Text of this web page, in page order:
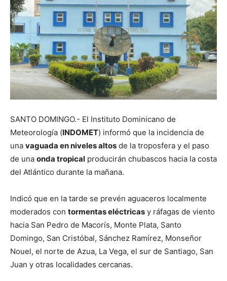
SANTO DOMINGO.- El Instituto Dominicano de
Meteorología (INDOMET) informó que la incidencia de
una vaguada en niveles altos de la troposfera y el paso
de una onda tropical producirán chubascos hacia la costa
del Atlántico durante la mañana.
Indicó que en la tarde se prevén aguaceros localmente
moderados con tormentas eléctricas y ráfagas de viento
hacia San Pedro de Macorís, Monte Plata, Santo
Domingo, San Cristóbal, Sánchez Ramírez, Monseñor
Nouel, el norte de Azua, La Vega, el sur de Santiago, San
Juan y otras localidades cercanas.